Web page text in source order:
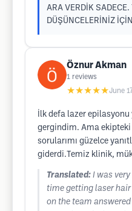
ARA VERDİK SADECE.
DÜŞÜNCELERİNİZ İÇİN
Öznur Akman
1 reviews
★★★★★June
İlk defa lazer
gergindim. Ama
sorularımı güzelce
giderdi.Temiz klinik,
Translated: I was
time getting laser
on the team